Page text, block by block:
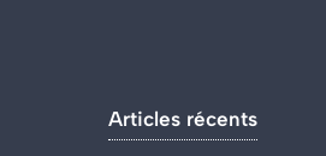
Articles récents